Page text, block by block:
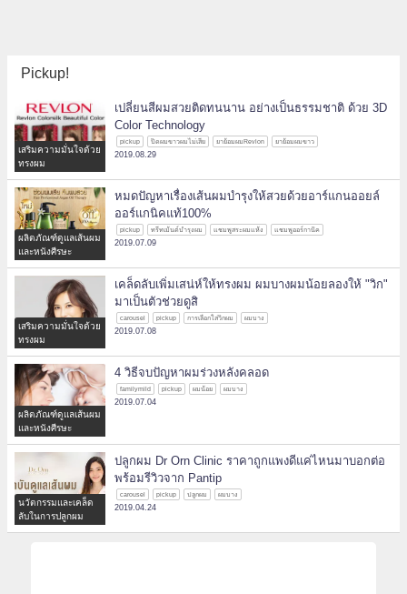
Pickup!
เสริมความมั่นใจด้วย
ทรงผม
เปลี่ยนสีผมสวยติดทนนาน อย่างเป็นธรรมชาติ ด้วย 3D
Color Technology
pickup ปิดผมขาวผมไม่เสีย ยาย้อมผมRevlon ยาย้อมผมขาว
2019.08.29
ผลิตภัณฑ์ดูแลเส้นผม
และหนังศีรษะ
หมดปัญหาเรื่องเส้นผมบำรุงให้สวยด้วยอาร์แกนออยล์
ออร์แกนิคแท้100%
pickup ทรีทเม้นต์บำรุงผม แชมพูสระผมแห้ง แชมพูออร์กานิค
2019.07.09
เสริมความมั่นใจด้วย
ทรงผม
เคล็ดลับเพิ่มเสน่ห์ให้ทรงผม ผมบางผมน้อยลองให้ "วิก"
มาเป็นตัวช่วยดูสิ
carousel pickup การเลือกใส่วิกผม ผมบาง
2019.07.08
ผลิตภัณฑ์ดูแลเส้นผม
และหนังศีรษะ
4 วิธีจบปัญหาผมร่วงหลังคลอด
familymild pickup ผมน้อย ผมบาง
2019.07.04
นวัตกรรมและเคล็ด
ลับในการปลูกผม
ปลูกผม Dr Orn Clinic ราคาถูกแพงดีแค่ไหนมาบอกต่อ
พร้อมรีวิวจาก Pantip
carousel pickup ปลูกผม ผมบาง
2019.04.24